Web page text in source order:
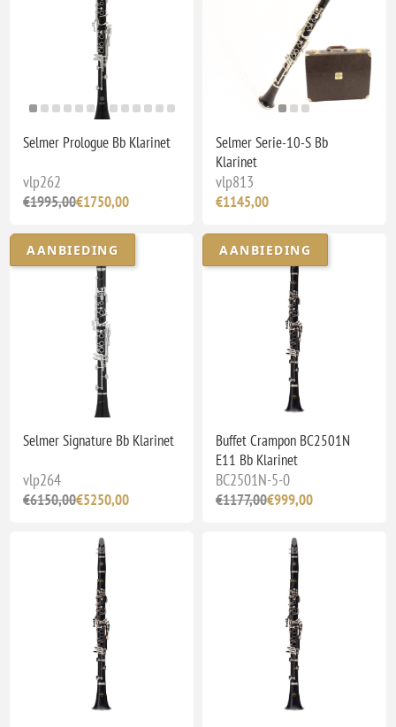
Selmer Prologue Bb Klarinet
vlp262
€1995,00€1750,00
Selmer Serie-10-S Bb
Klarinet
vlp813
€1145,00
AANBIEDING
Selmer Signature Bb Klarinet
vlp264
€6150,00€5250,00
AANBIEDING
Buffet Crampon BC2501N
E11 Bb Klarinet
BC2501N-5-0
€1177,00€999,00